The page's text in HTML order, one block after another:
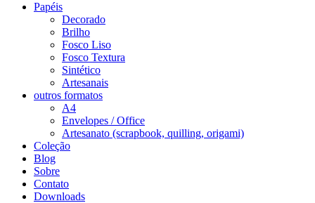
Papéis
Decorado
Brilho
Fosco Liso
Fosco Textura
Sintético
Artesanais
outros formatos
A4
Envelopes / Office
Artesanato (scrapbook, quilling, origami)
Coleção
Blog
Sobre
Contato
Downloads